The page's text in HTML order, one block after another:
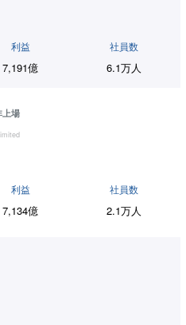
利益
7,191億
社員数
6.1万人
上場
利益
7,134億
社員数
2.1万人